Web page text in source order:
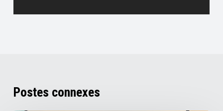
Postes connexes